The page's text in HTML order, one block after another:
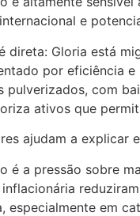
e
direta: Gloria está
por eficiência
pulverizados, com
ativos que
ajudam a explicar
é a pressão sobre
especialmente em